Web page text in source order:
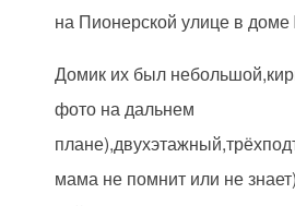
на Пионерской улице в
Домик их был
фото на дальнем
мама не помнит или не